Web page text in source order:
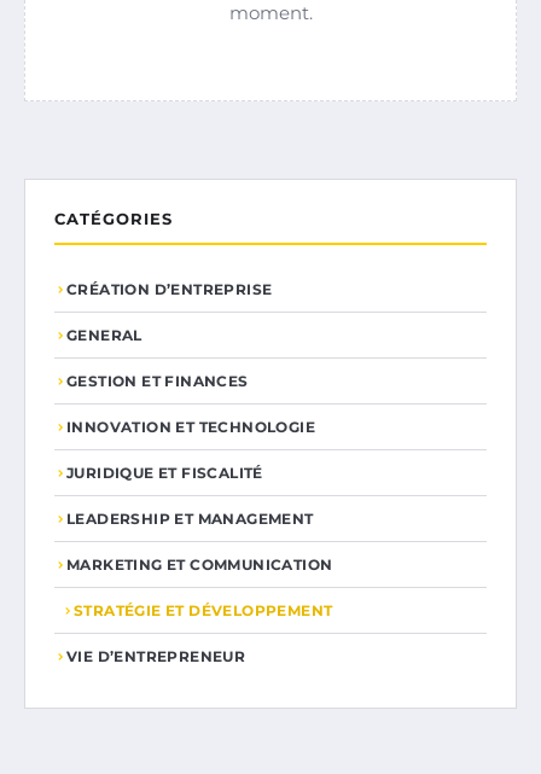
moment.
CATÉGORIES
CRÉATION D’ENTREPRISE
GENERAL
GESTION ET FINANCES
INNOVATION ET TECHNOLOGIE
JURIDIQUE ET FISCALITÉ
LEADERSHIP ET MANAGEMENT
MARKETING ET COMMUNICATION
STRATÉGIE ET DÉVELOPPEMENT
VIE D’ENTREPRENEUR